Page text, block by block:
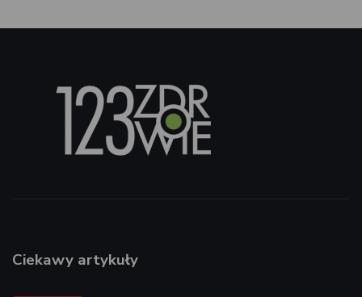
Ciekawy artykuły